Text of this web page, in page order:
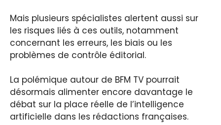
Mais plusieurs spécialistes alertent aussi sur
les risques liés à ces outils, notamment
concernant les erreurs, les biais ou les
problèmes de contrôle éditorial.
La polémique autour de BFM TV pourrait
désormais alimenter encore davantage le
débat sur la place réelle de l’intelligence
artificielle dans les rédactions françaises.